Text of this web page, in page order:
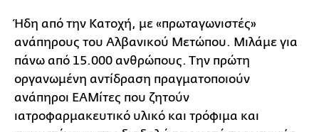
Ήδη από την Κατοχή, με «πρωταγωνιστές»
ανάπηρους του Αλβανικού Μετώπου. Μιλάμε για
πάνω από 15.000 ανθρώπους. Την πρώτη
οργανωμένη αντίδραση πραγματοποιούν
ανάπηροι ΕΑΜίτες που ζητούν
ιατροφαρμακευτικό υλικό και τρόφιμα και